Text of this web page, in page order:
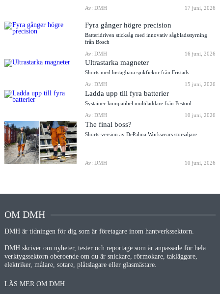
Av: DMH
17 juni, 2026
Fyra gånger högre precision
Batteridriven sticksåg med innovativ sågbladsstyrning
från Bosch
Av: DMH
16 juni, 2026
Ultrastarka magneter
Shorts med löstagbara spikfickor från Fristads
Av: DMH
15 juni, 2026
Ladda upp till fyra batterier
Systainer-kompatibel multiladdare från Festool
Av: DMH
10 juni, 2026
The final boss?
Shorts-version av DePalma Workwears storsäljare
Av: DMH 10 juni, 2026
OM DMH
DMH är tidningen för dig som är företagare inom hantverkssektorn.
DMH skriver om nyheter, tester och reportage som är anpassade för hela
verktygssektorn oberoende om du är snickare, rörmokare, takläggare,
elektriker, målare, sotare, plåtslagare eller glasmästare.
LÄS MER OM DMH